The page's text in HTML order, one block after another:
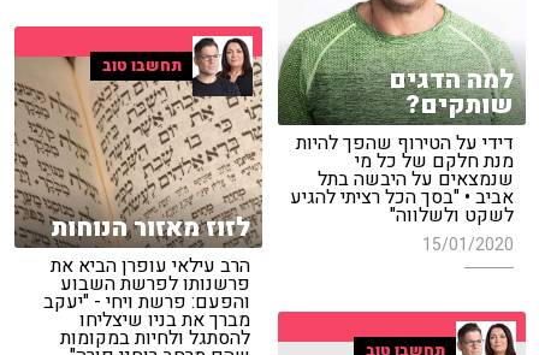
למה הדגים
שותקים?
דידי על הטירוף שהפך להיות
מנת חלקם של כל מי
שנמצאים על היבשה בתל
אביב • "בסך הכל רציתי להגיע
לשקט ולשלווה"
15/01/2020
תחשבו טוב
לזוז מאזור הנוחות
הרב עילאי עופרן הביא את
פרשנותו לפרשת השבוע
והפעם: פרשת ויחי - "יעקב
מברך את בניו שיצליחו
להסתגל ולחיות במקומות